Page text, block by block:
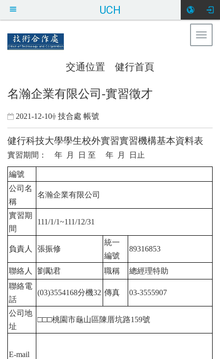
UCH
交通位置 健行首頁
名瀚企業有限公司-實習徵才
2021-12-10 技合處 帳號
健行科技大學學生校外實習實習機構基本資料表
實習期間： 年 月 日 至 年 月 日止
編號
公司名
稱
名瀚企業有限公司
實習期
間
111/1/1~111/12/31
負責人 張振修
統一
編號
89316853
聯絡人 劉勵君 職稱
總經理特助
聯絡電
話
(03)3554168分機32 傳真 03-3555907
公司地
址
□□□桃園市龜山區陳厝坑路159號
E-mail